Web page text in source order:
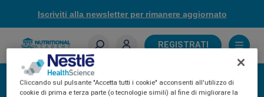
main
content
Iscriviti alla newsletter per rimanere aggiornato
REGISTRATI
Newsletter
Cliccando sul pulsante "Accetta tutti i cookie" acconsenti all'utilizzo di
cookie di prima e terza parte (o tecnologie simili) al fine di migliorare la